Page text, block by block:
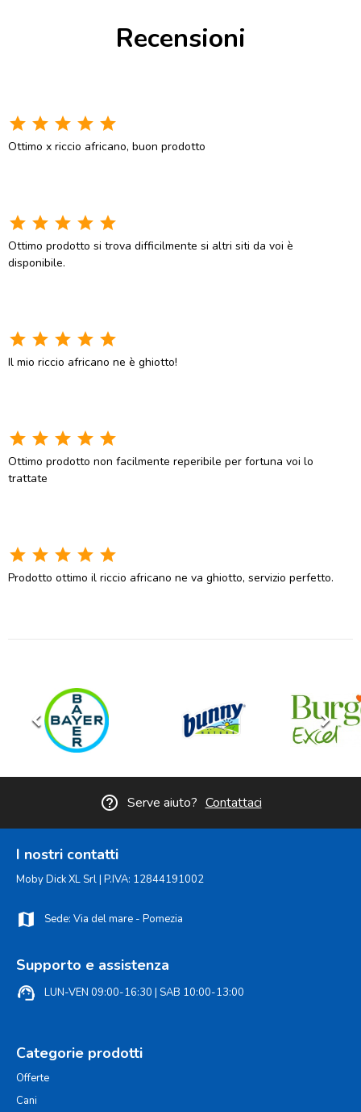
Recensioni
star star star star star
Ottimo x riccio africano, buon prodotto
star star star star star
Ottimo prodotto si trova difficilmente si altri siti da voi è
disponibile.
star star star star star
Il mio riccio africano ne è ghiotto!
star star star star star
Ottimo prodotto non facilmente reperibile per fortuna voi lo
trattate
star star star star star
Prodotto ottimo il riccio africano ne va ghiotto, servizio perfetto.
keyboard_arrow_left keyboard_arrow_right
help_outline Serve aiuto? Contattaci
I nostri contatti
Moby Dick XL Srl | P.IVA: 12844191002
map Sede: Via del mare - Pomezia
Supporto e assistenza
support_agent LUN-VEN 09:00-16:30 | SAB 10:00-13:00
Categorie prodotti
Offerte
Cani